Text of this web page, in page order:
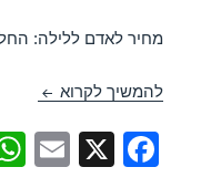
מחיר לאדם ללילה: החל מ-
להמשיך לקרוא חופשה
F
X
E